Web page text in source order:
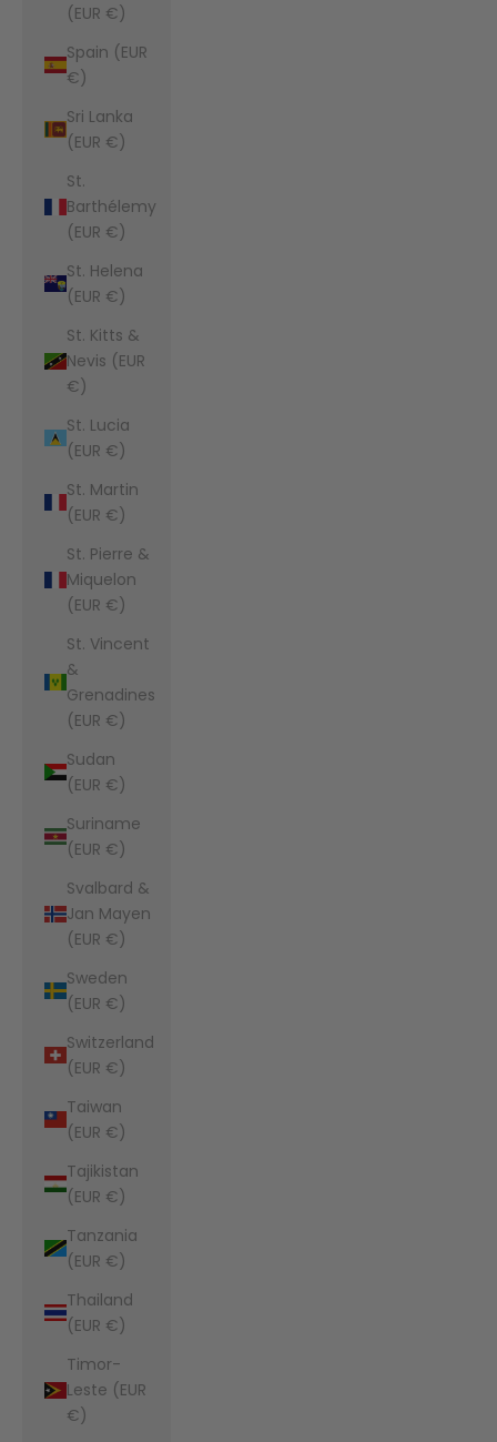
(EUR €)
Spain (EUR
€)
Sri Lanka
(EUR €)
St.
Barthélemy
(EUR €)
St. Helena
(EUR €)
St. Kitts &
Nevis (EUR
€)
St. Lucia
(EUR €)
St. Martin
(EUR €)
St. Pierre &
Miquelon
(EUR €)
St. Vincent
&
Grenadines
(EUR €)
Sudan
(EUR €)
Suriname
(EUR €)
Svalbard &
Jan Mayen
(EUR €)
Sweden
(EUR €)
Switzerland
(EUR €)
Taiwan
(EUR €)
Tajikistan
(EUR €)
Tanzania
(EUR €)
Thailand
(EUR €)
Timor-
Leste (EUR
€)